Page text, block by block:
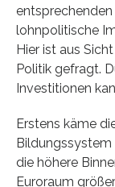
lohnpolitische
Hier ist aus
Politik gefragt.
Investitionen
Erstens käme
die höhere
Euroraum